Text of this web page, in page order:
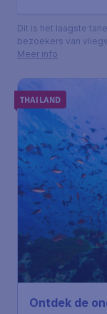
Dit is het laagste
bezoekers van
Meer info
THAILAND
Ontdek de
van de
Airport